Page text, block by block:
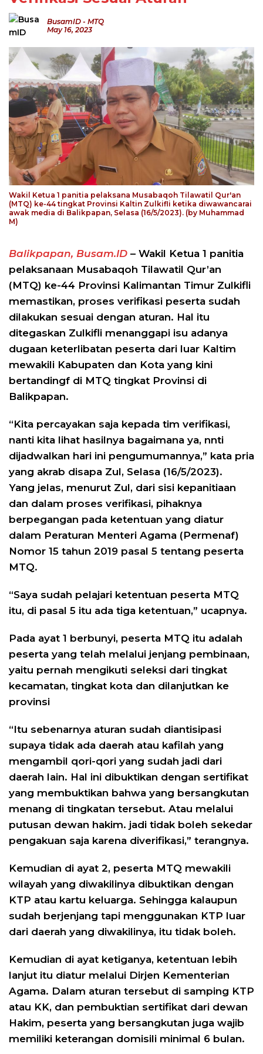
BusamID - MTQ
May 16, 2023
Wakil Ketua 1 panitia pelaksana Musabaqoh Tilawatil Qur'an
(MTQ) ke-44 tingkat Provinsi Kaltin Zulkifli ketika diwawancarai
awak media di Balikpapan, Selasa (16/5/2023). (by Muhammad
M)
Balikpapan, Busam.ID – Wakil Ketua 1 panitia
pelaksanaan Musabaqoh Tilawatil Qur’an
(MTQ) ke-44 Provinsi Kalimantan Timur Zulkifli
memastikan, proses verifikasi peserta sudah
dilakukan sesuai dengan aturan. Hal itu
ditegaskan Zulkifli menanggapi isu adanya
dugaan keterlibatan peserta dari luar Kaltim
mewakili Kabupaten dan Kota yang kini
bertandingf di MTQ tingkat Provinsi di
Balikpapan.
“Kita percayakan saja kepada tim verifikasi,
nanti kita lihat hasilnya bagaimana ya, nnti
dijadwalkan hari ini pengumumannya,” kata pria
yang akrab disapa Zul, Selasa (16/5/2023).
Yang jelas, menurut Zul, dari sisi kepanitiaan
dan dalam proses verifikasi, pihaknya
berpegangan pada ketentuan yang diatur
dalam Peraturan Menteri Agama (Permenaf)
Nomor 15 tahun 2019 pasal 5 tentang peserta
MTQ.
“Saya sudah pelajari ketentuan peserta MTQ
itu, di pasal 5 itu ada tiga ketentuan,” ucapnya.
Pada ayat 1 berbunyi, peserta MTQ itu adalah
peserta yang telah melalui jenjang pembinaan,
yaitu pernah mengikuti seleksi dari tingkat
kecamatan, tingkat kota dan dilanjutkan ke
provinsi
“Itu sebenarnya aturan sudah diantisipasi
supaya tidak ada daerah atau kafilah yang
mengambil qori-qori yang sudah jadi dari
daerah lain. Hal ini dibuktikan dengan sertifikat
yang membuktikan bahwa yang bersangkutan
menang di tingkatan tersebut. Atau melalui
putusan dewan hakim. jadi tidak boleh sekedar
pengakuan saja karena diverifikasi,” terangnya.
Kemudian di ayat 2, peserta MTQ mewakili
wilayah yang diwakilinya dibuktikan dengan
KTP atau kartu keluarga. Sehingga kalaupun
sudah berjenjang tapi menggunakan KTP luar
dari daerah yang diwakilinya, itu tidak boleh.
Kemudian di ayat ketiganya, ketentuan lebih
lanjut itu diatur melalui Dirjen Kementerian
Agama. Dalam aturan tersebut di samping KTP
atau KK, dan pembuktian sertifikat dari dewan
Hakim, peserta yang bersangkutan juga wajib
memiliki keterangan domisili minimal 6 bulan.